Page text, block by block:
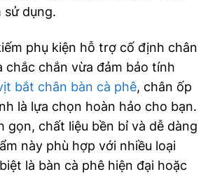
dụng.
phụ kiện hỗ trợ cố định chân
chắc chắn vừa đảm bảo tính
bắt chân bàn cà phê, chân ốp
là lựa chọn hoàn hảo cho bạn.
gọn, chất liệu bền bỉ và dễ dàng
này phù hợp với nhiều loại
là bàn cà phê hiện đại hoặc